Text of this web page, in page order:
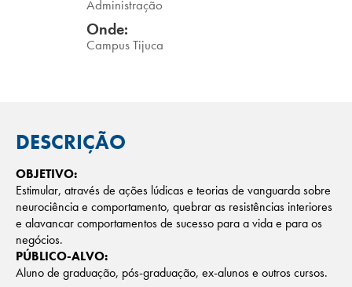
Administração
Onde:
Campus Tijuca
DESCRIÇÃO
OBJETIVO:
Estimular, através de ações lúdicas e teorias de vanguarda sobre
neurociência e comportamento, quebrar as resistências interiores
e alavancar comportamentos de sucesso para a vida e para os
negócios.
PÚBLICO-ALVO:
Aluno de graduação, pós-graduação, ex-alunos e outros cursos.